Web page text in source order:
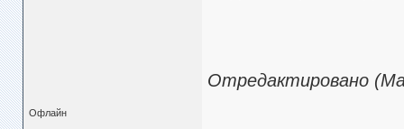
Отредактировано
Офлайн